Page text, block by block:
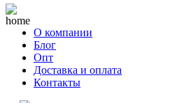
О компании
Блог
Опт
Доставка и оплата
Контакты